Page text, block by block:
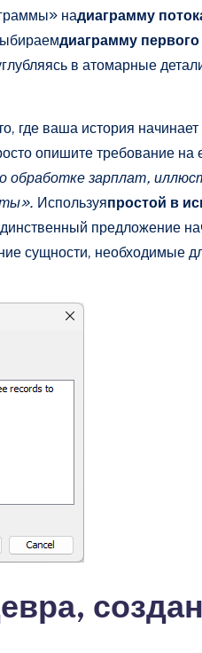
надиаграмму
диаграмму
в атомарные
ваша история начинает
опишите требование на
обработке зарплат,
Используяпростой в
предложение
сущности, необходимые